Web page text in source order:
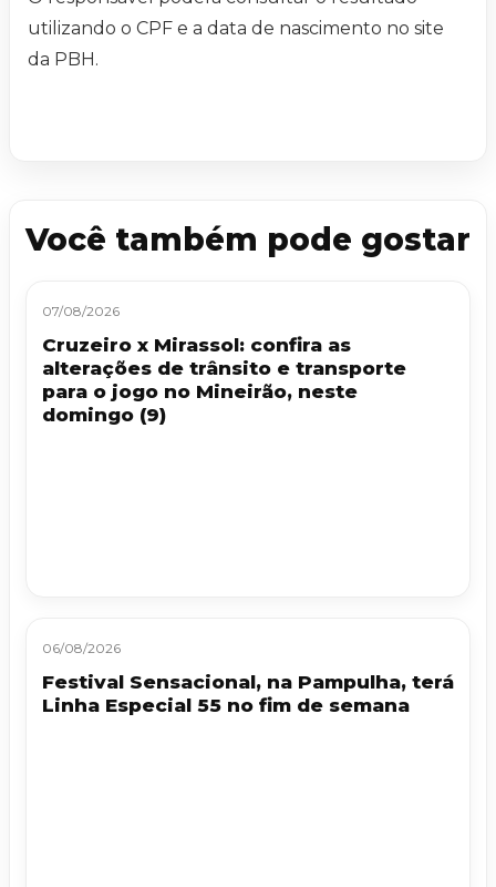
utilizando o CPF e a data de nascimento no site
da PBH.
Você também pode gostar
07/08/2026
Cruzeiro x Mirassol: confira as
alterações de trânsito e transporte
para o jogo no Mineirão, neste
domingo (9)
06/08/2026
Festival Sensacional, na Pampulha, terá
Linha Especial 55 no fim de semana